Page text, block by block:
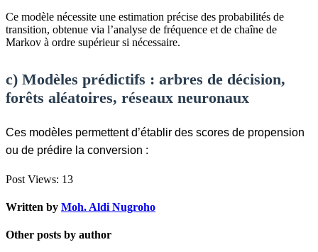
Ce modèle nécessite une estimation précise des probabilités de
transition, obtenue via l’analyse de fréquence et de chaîne de
Markov à ordre supérieur si nécessaire.
c) Modèles prédictifs : arbres de décision,
forêts aléatoires, réseaux neuronaux
Ces modèles permettent d’établir des scores de propension
ou de prédire la conversion :
Post Views: 13
Written by Moh. Aldi Nugroho
Other posts by author